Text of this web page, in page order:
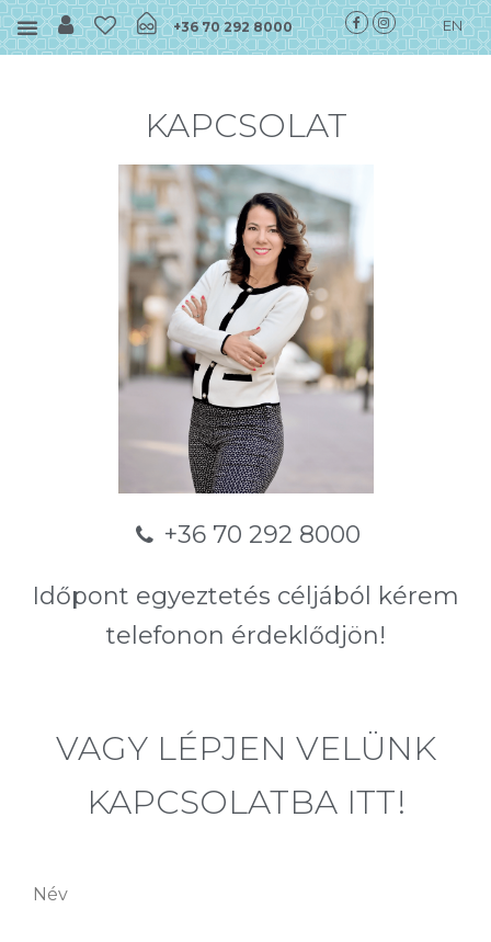
+36 70 292 8000 EN
KAPCSOLAT
+36 70 292 8000
Időpont egyeztetés céljából kérem
telefonon érdeklődjön!
VAGY LÉPJEN VELÜNK
KAPCSOLATBA ITT!
Név